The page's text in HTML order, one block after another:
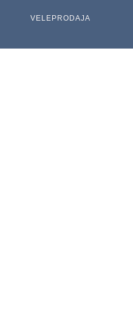
VELEPRODAJA